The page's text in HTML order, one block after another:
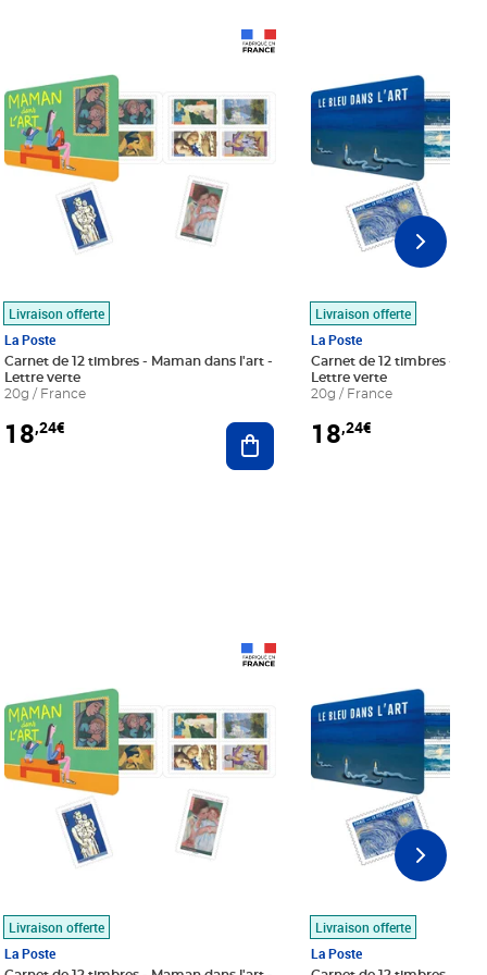
au panier
Livraison offerte
La Poste
Carnet de 12 timbres - Maman dans l'art -
Lettre verte
20g / France
18,24€ Ajouter au panier
Livraison offerte
La Poste
Carnet de 12 timbres - Le
Lettre verte
20g / France
18,24€
Livraison offerte
La Poste
Livraison offerte
La Poste